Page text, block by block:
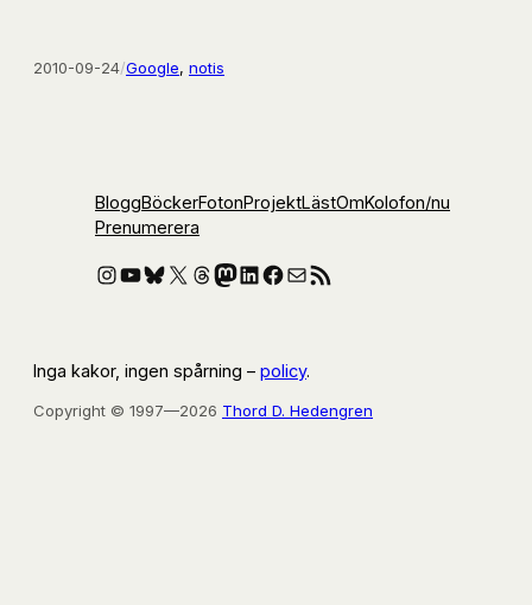
2010-09-24/Google, notis
BloggBöckerFotonProjektLästOmKolofon/nu
Prenumerera
Instagram
YouTube
Bluesky
X Threads
Mastodon
LinkedIn
Facebook
E-postRSS-flöde
Inga kakor, ingen spårning – policy.
Copyright © 1997—2026 Thord D. Hedengren